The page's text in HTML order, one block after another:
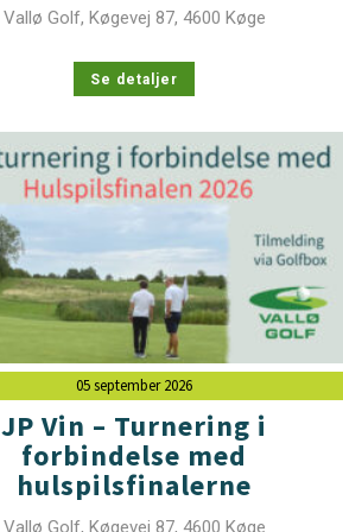
Vallø Golf, Køgevej 87, 4600 Køge
Se detaljer
05 september 2026
JP Vin – Turnering i
forbindelse med
hulspilsfinalerne
Vallø Golf, Køgevej 87, 4600 Køge